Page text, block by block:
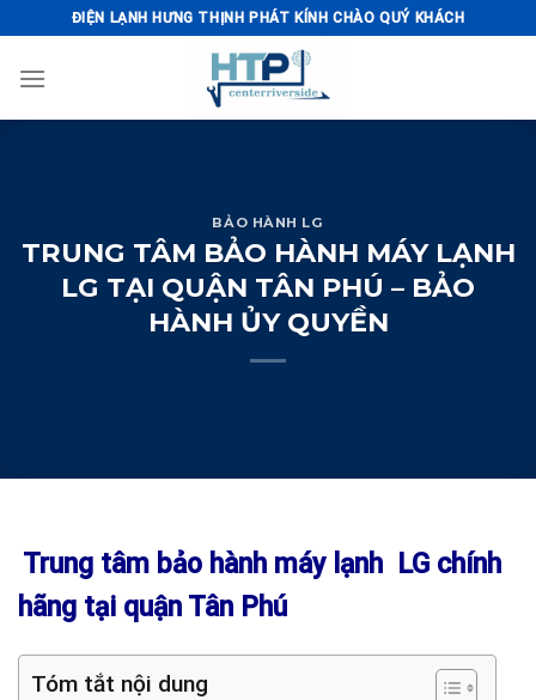
to
content
ĐIỆN LẠNH HƯNG THỊNH PHÁT KÍNH CHÀO QUÝ KHÁCH
BẢO HÀNH LG
TRUNG TÂM BẢO HÀNH MÁY LẠNH
LG TẠI QUẬN TÂN PHÚ – BẢO
HÀNH ỦY QUYỀN
Trung tâm bảo hành máy lạnh LG chính
hãng tại quận Tân Phú
Tóm tắt nội dung